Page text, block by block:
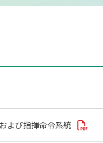
よび指揮命令系統